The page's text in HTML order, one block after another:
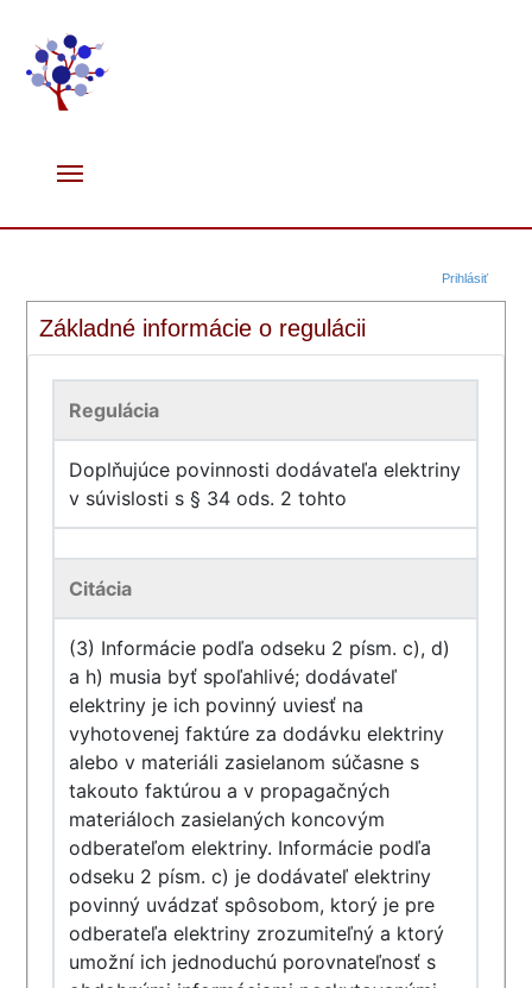
Prihlásiť
Základné informácie o regulácii
Regulácia
Doplňujúce povinnosti dodávateľa elektriny
v súvislosti s § 34 ods. 2 tohto
Citácia
(3) Informácie podľa odseku 2 písm. c), d)
a h) musia byť spoľahlivé; dodávateľ
elektriny je ich povinný uviesť na
vyhotovenej faktúre za dodávku elektriny
alebo v materiáli zasielanom súčasne s
takouto faktúrou a v propagačných
materiáloch zasielaných koncovým
odberateľom elektriny. Informácie podľa
odseku 2 písm. c) je dodávateľ elektriny
povinný uvádzať spôsobom, ktorý je pre
odberateľa elektriny zrozumiteľný a ktorý
umožní ich jednoduchú porovnateľnosť s